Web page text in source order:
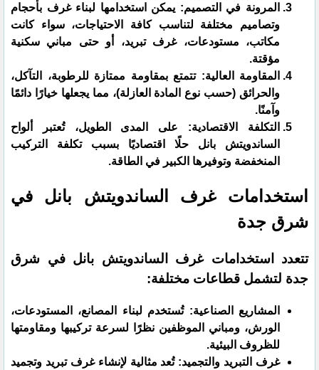
المرونة في التصميم: يمكن استخدامها لبناء غرف بأحجام
وتصاميم مختلفة لتناسب كافة الاحتياجات، سواء كانت
مكاتب، مستودعات، غرف تبريد، أو حتى مباني سكنية
مؤقتة.
​المقاومة العالية: تتمتع بمقاومة ممتازة للرطوبة، التآكل،
والحرائق (حسب نوع المادة العازلة)، مما يجعلها خيارًا دائمًا
وآمنًا.
​التكلفة الاقتصادية: على المدى الطويل، تُعتبر ألواح
الساندويتش بانل حلًا اقتصاديًا بسبب تكلفة التركيب
المنخفضة وتوفيرها الكبير في الطاقة.
​استخدامات غرف الساندويتش بانل في
شرق جدة
​تتعدد استخدامات غرف الساندويتش بانل في شرق
جدة لتشمل قطاعات مختلفة:
​المشاريع الصناعية: تُستخدم لبناء المصانع، المستودعات،
الورش، ومباني الموظفين نظرًا لسرعة تركيبها ومقاومتها
للظروف البيئية.
غرف التبريد والتجميد: تُعد مثالية لإنشاء غرف تبريد وتجميد